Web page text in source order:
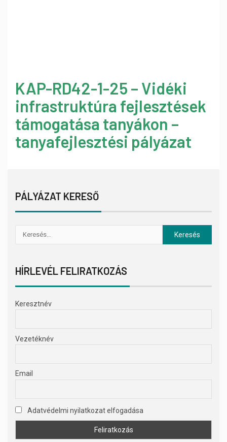
KAP-RD42-1-25 – Vidéki
infrastruktúra fejlesztések
támogatása tanyákon –
tanyafejlesztési pályázat
PÁLYÁZAT KERESŐ
HÍRLEVÉL FELIRATKOZÁS
Keresztnév
Vezetéknév
Email
Adatvédelmi nyilatkozat elfogadása